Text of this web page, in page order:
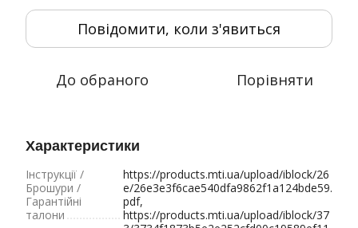
Повідомити, коли з'явиться
До обраного Порівняти
Характеристики
Інструкції /
Брошури /
Гарантійні
талони
https://products.mti.ua/upload/iblock/26
e/26e3e3f6cae540dfa9862f1a124bde59.
pdf,
https://products.mti.ua/upload/iblock/37